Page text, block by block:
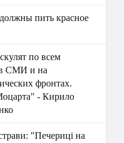
пить красное
по всем
СМИ и на
фронтах.
- Кирило
"Печериці на